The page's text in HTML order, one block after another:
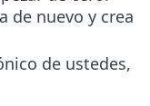
de nuevo y crea
de ustedes,